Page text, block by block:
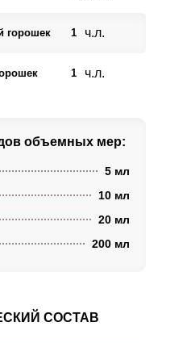
горошек 1 ч.л.
1 ч.л.
объемных мер:
5 мл
10 мл
20 мл
200 мл
СОСТАВ